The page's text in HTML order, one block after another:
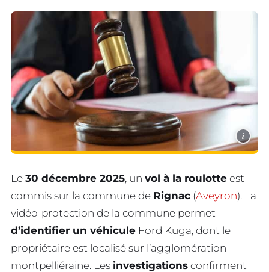
i
Le 30 décembre 2025, un vol à la roulotte est
commis sur la commune de Rignac (Aveyron). La
vidéo-protection de la commune permet
d’identifier un véhicule Ford Kuga, dont le
propriétaire est localisé sur l’agglomération
montpelliéraine. Les investigations confirment